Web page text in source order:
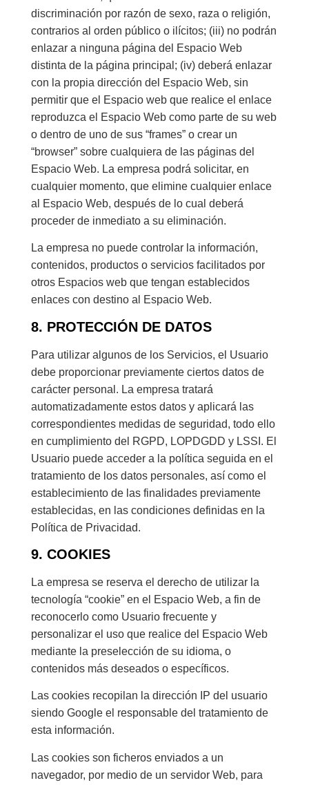
discriminación por razón de sexo, raza o religión,
contrarios al orden público o ilícitos; (iii) no podrán
enlazar a ninguna página del Espacio Web
distinta de la página principal; (iv) deberá enlazar
con la propia dirección del Espacio Web, sin
permitir que el Espacio web que realice el enlace
reproduzca el Espacio Web como parte de su web
o dentro de uno de sus “frames” o crear un
“browser” sobre cualquiera de las páginas del
Espacio Web. La empresa podrá solicitar, en
cualquier momento, que elimine cualquier enlace
al Espacio Web, después de lo cual deberá
proceder de inmediato a su eliminación.
La empresa no puede controlar la información,
contenidos, productos o servicios facilitados por
otros Espacios web que tengan establecidos
enlaces con destino al Espacio Web.
8. PROTECCIÓN DE DATOS
Para utilizar algunos de los Servicios, el Usuario
debe proporcionar previamente ciertos datos de
carácter personal. La empresa tratará
automatizadamente estos datos y aplicará las
correspondientes medidas de seguridad, todo ello
en cumplimiento del RGPD, LOPDGDD y LSSI. El
Usuario puede acceder a la política seguida en el
tratamiento de los datos personales, así como el
establecimiento de las finalidades previamente
establecidas, en las condiciones definidas en la
Política de Privacidad.
9. COOKIES
La empresa se reserva el derecho de utilizar la
tecnología “cookie” en el Espacio Web, a fin de
reconocerlo como Usuario frecuente y
personalizar el uso que realice del Espacio Web
mediante la preselección de su idioma, o
contenidos más deseados o específicos.
Las cookies recopilan la dirección IP del usuario
siendo Google el responsable del tratamiento de
esta información.
Las cookies son ficheros enviados a un
navegador, por medio de un servidor Web, para